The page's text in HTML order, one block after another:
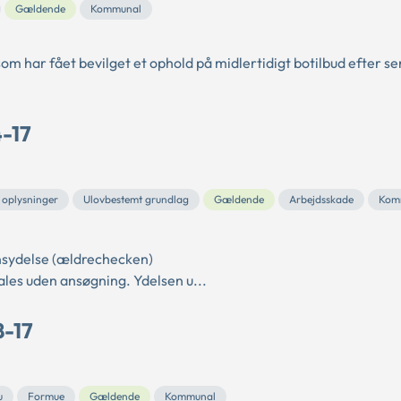
Gældende Kommunal
har fået bevilget et ophold på midlertidigt botilbud efter
17
oplysninger Ulovbestemt grundlag Gældende Arbejdsskade
(ældrechecken)
uden ansøgning. Ydelsen u...
17
Formue Gældende Kommunal